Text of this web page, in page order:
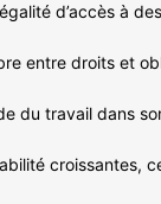
d’accès à
entre droits et
du travail dans
croissantes,